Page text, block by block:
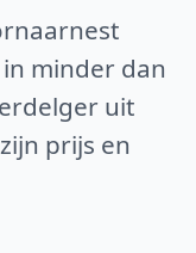
minder dan
uit
prijs en